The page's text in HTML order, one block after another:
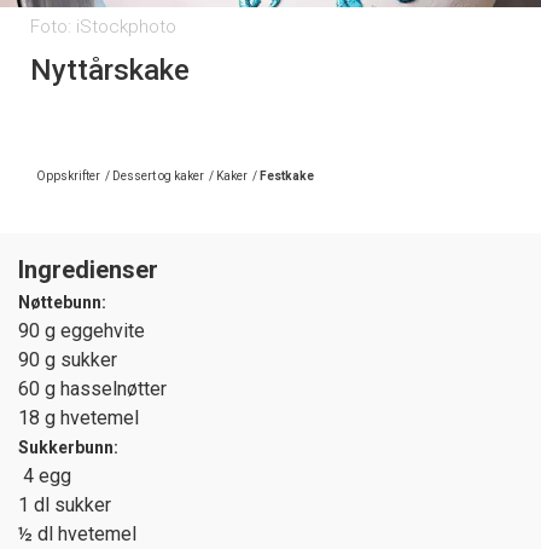
Foto: iStockphoto
Nyttårskake
Oppskrifter / Dessert og kaker / Kaker / Festkake
Ingredienser
Nøttebunn:
90 g eggehvite
90 g sukker
60 g hasselnøtter
18 g hvetemel
Sukkerbunn:
4 egg
1 dl sukker
½ dl hvetemel